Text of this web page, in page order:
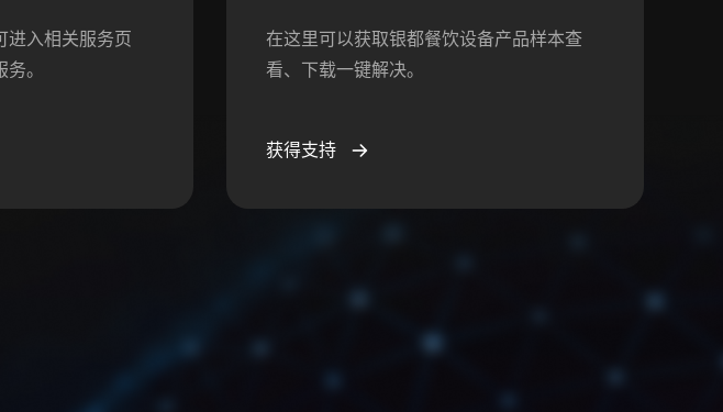
进入相关服务页
。
在这里可以获取银都餐饮设备产品样本查
看、下载一键解决。
获得支持